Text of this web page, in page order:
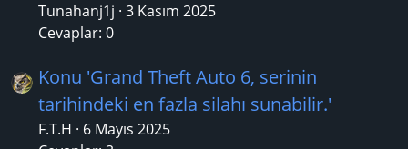
Tunahanj1j 3 Kasım 2025
Cevaplar: 0
Konu 'Grand Theft Auto 6, serinin
tarihindeki en fazla silahı sunabilir.'
F.T.H
6 Mayıs 2025